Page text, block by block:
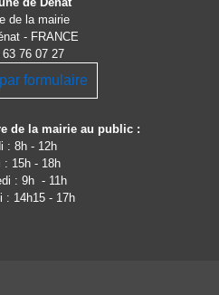
de la mairie
- FRANCE
76 07 27
formulaire
de la mairie au public :
: 8h - 12h
: 15h - 18h
: 9h - 11h
: 14h15 - 17h